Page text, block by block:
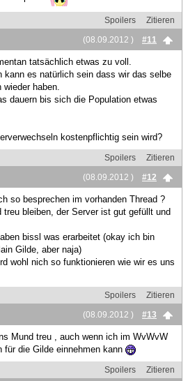
Spoilers
Zitieren
(08.09.2012 )
#11
tatsächlich etwas zu voll.
kann es natürlich sein dass wir das selbe
wieder haben.
dauern bis sich die Population etwas
kostenpflichtig sein wird?
Spoilers
Zitieren
(08.09.2012 )
#12
so besprechen im vorhanden Thread ?
treu bleiben, der Server ist gut gefüllt und
bissl was erarbeitet (okay ich bin
Gilde, aber naja)
wohl nich so funktionieren wie wir es uns
Spoilers
Zitieren
(08.09.2012 )
#13
Mund treu , auch wenn ich im WvWvW
für die Gilde einnehmen kann
Spoilers
Zitieren